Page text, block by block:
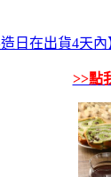
日在出貨4天
>>點